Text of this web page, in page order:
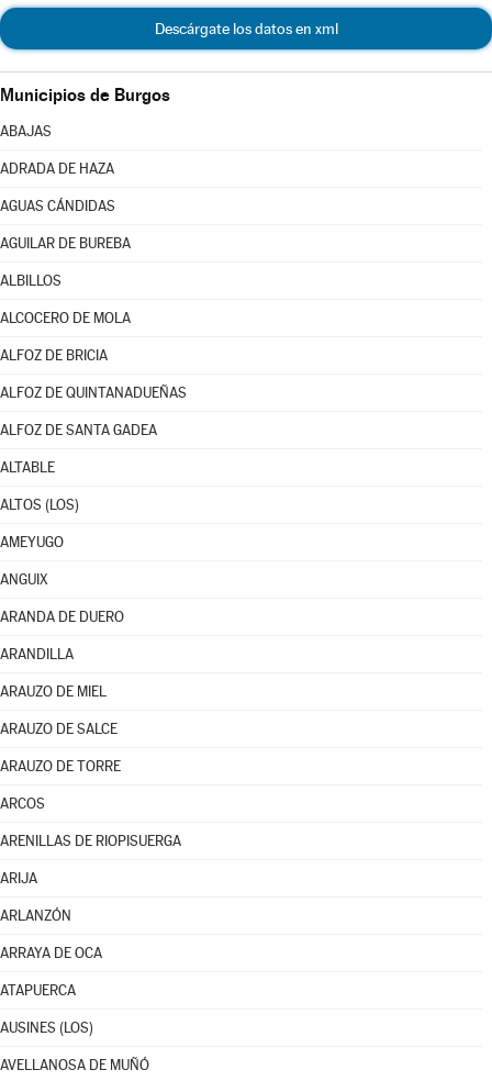
Descárgate los datos en xml
Municipios de Burgos
ABAJAS
ADRADA DE HAZA
AGUAS CÁNDIDAS
AGUILAR DE BUREBA
ALBILLOS
ALCOCERO DE MOLA
ALFOZ DE BRICIA
ALFOZ DE QUINTANADUEÑAS
ALFOZ DE SANTA GADEA
ALTABLE
ALTOS (LOS)
AMEYUGO
ANGUIX
ARANDA DE DUERO
ARANDILLA
ARAUZO DE MIEL
ARAUZO DE SALCE
ARAUZO DE TORRE
ARCOS
ARENILLAS DE RIOPISUERGA
ARIJA
ARLANZÓN
ARRAYA DE OCA
ATAPUERCA
AUSINES (LOS)
AVELLANOSA DE MUÑÓ